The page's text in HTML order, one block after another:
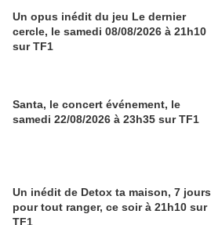
Un opus inédit du jeu Le dernier
cercle, le samedi 08/08/2026 à 21h10
sur TF1
Santa, le concert événement, le
samedi 22/08/2026 à 23h35 sur TF1
Un inédit de Detox ta maison, 7 jours
pour tout ranger, ce soir à 21h10 sur
TF1